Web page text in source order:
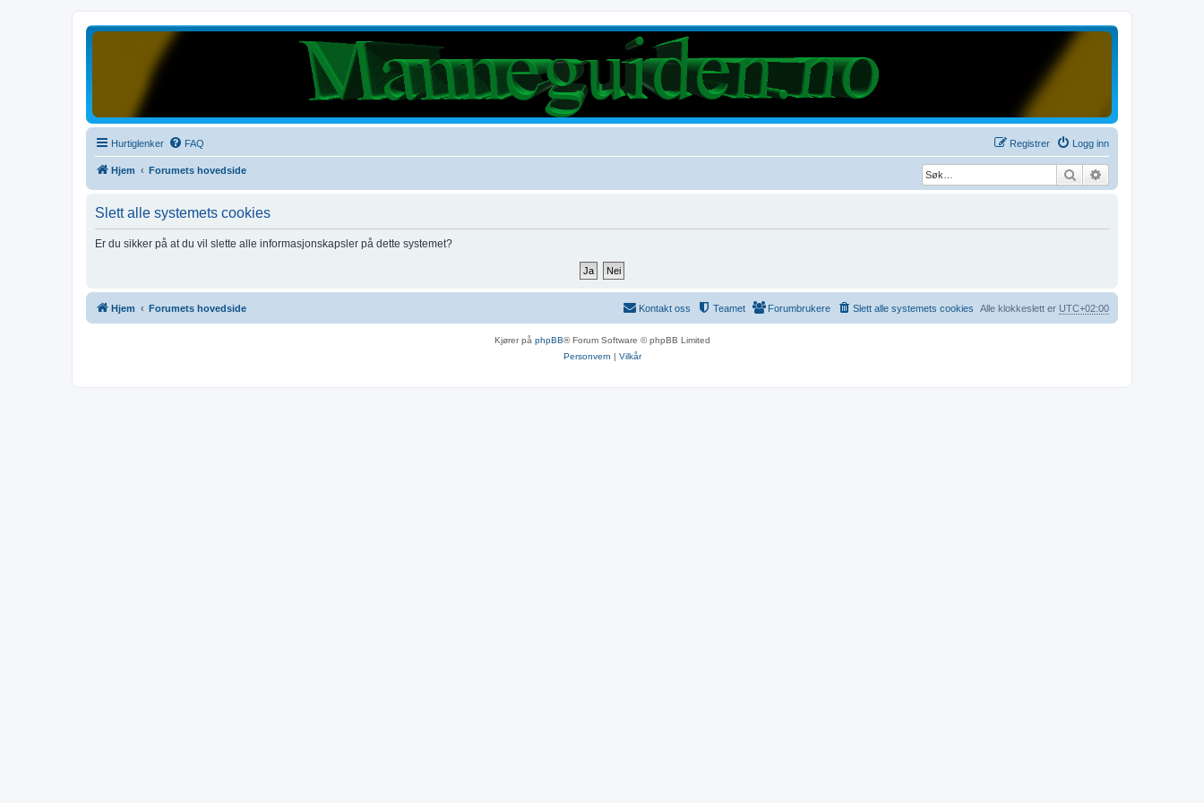
Hurtiglenker FAQ Logg inn
Registrer
Hjem Forumets hovedside Søk
Slett alle systemets cookies
Er du sikker på at du vil slette alle informasjonskapsler på dette systemet?
Hjem Forumets hovedside Alle klokkeslett er UTC+02:00
Slett alle systemets cookies
Forumbrukere
Teamet
Kontakt oss
Kjører på phpBB® Forum Software © phpBB Limited
Personvern | Vilkår